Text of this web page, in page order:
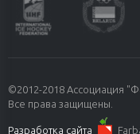
©2012-2018 Ассоциация
Все права защищены.
Разработка сайта